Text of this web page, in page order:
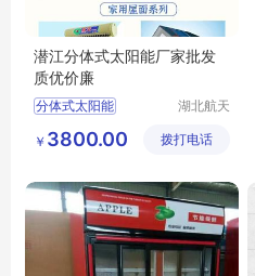
潜江分体式太阳能厂家批发
质优价廉
分体式太阳能
湖北航天
源科技有
￥ 3800.00 拨打电话